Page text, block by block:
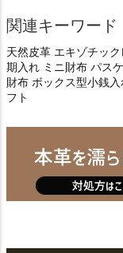
関連キーワード
天然皮革 エキゾチッ
期入れ ミニ財布 パス
財布 ボックス型小銭
フト